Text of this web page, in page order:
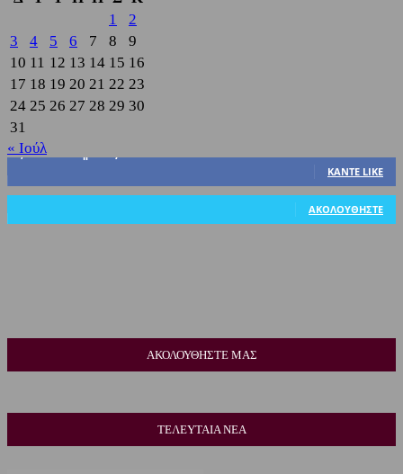
1
2
3
4 5 6 7 8
9
10 11 12 13 14 15 16
17 18 19 20 21 22 23
24 25 26 27 28 29 30
31
« Ιούλ
3,822
ΚΆΝΤΕ LIKE
ΑΚΟΛΟΥΘΉΣΤΕ
ΑΚΟΛΟΥΘΗΣΤΕ ΜΑΣ
ΤΕΛΕΥΤΑΙΑ ΝΕΑ